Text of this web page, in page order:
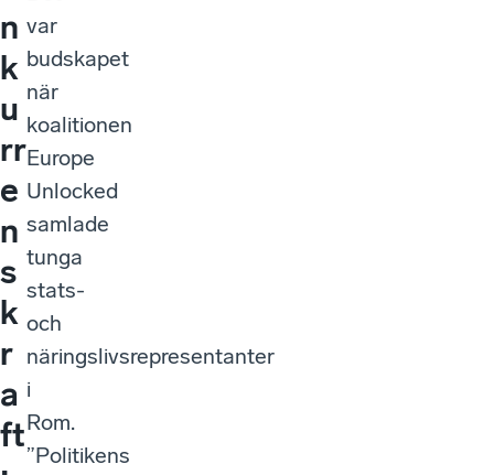
n
k
u
rr
e
n
s
k
r
a
ft
var
budskapet
när
koalitionen
Europe
Unlocked
samlade
tunga
stats-
och
näringslivsrepresentanter
i
Rom.
”Politikens